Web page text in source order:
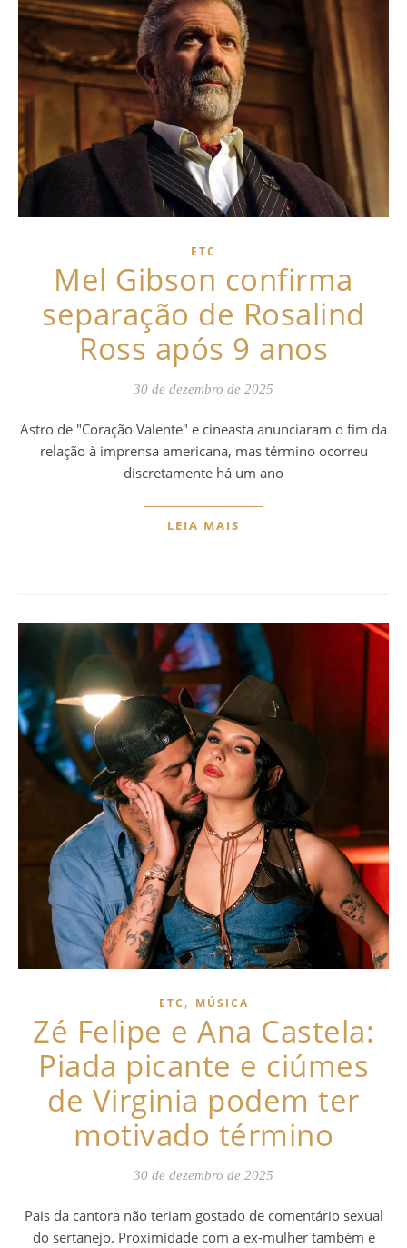
ETC
Mel Gibson confirma
separação de Rosalind
Ross após 9 anos
30 de dezembro de 2025
Astro de "Coração Valente" e cineasta anunciaram o fim da
relação à imprensa americana, mas término ocorreu
discretamente há um ano
LEIA MAIS
ETC , MÚSICA
Zé Felipe e Ana Castela:
Piada picante e ciúmes
de Virginia podem ter
motivado término
30 de dezembro de 2025
Pais da cantora não teriam gostado de comentário sexual
do sertanejo. Proximidade com a ex-mulher também é